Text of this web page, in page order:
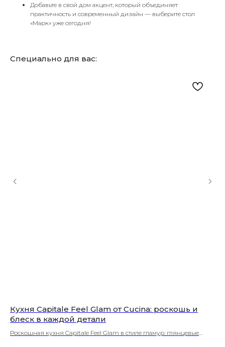
Добавьте в свой дом акцент, который объединяет
практичность и современный дизайн — выберите стол
«Марк» уже сегодня!
Специально для вас:
Кухня Capitale Feel Glam от Cucina: роскошь и
блеск в каждой детали
Роскошная кухня Capitale Feel Glam в стиле гламур: глянцевые